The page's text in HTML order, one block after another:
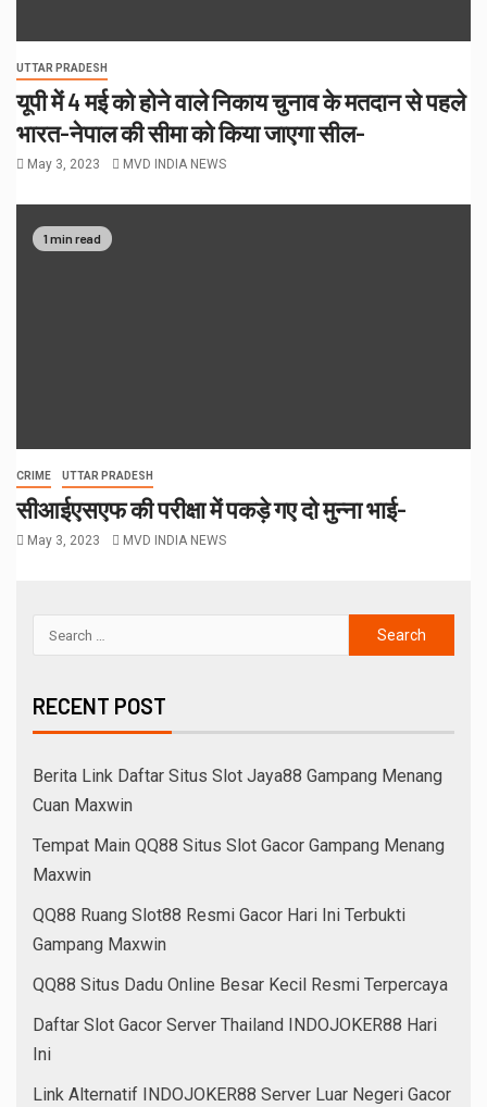
UTTAR PRADESH
यूपी में 4 मई को होने वाले निकाय चुनाव के मतदान से पहले
भारत-नेपाल की सीमा को किया जाएगा सील-
May 3, 2023 MVD INDIA NEWS
1 min read
CRIME UTTAR PRADESH
सीआईएसएफ की परीक्षा में पकड़े गए दो मुन्ना भाई-
May 3, 2023 MVD INDIA NEWS
RECENT POST
Berita Link Daftar Situs Slot Jaya88 Gampang Menang
Cuan Maxwin
Tempat Main QQ88 Situs Slot Gacor Gampang Menang
Maxwin
QQ88 Ruang Slot88 Resmi Gacor Hari Ini Terbukti
Gampang Maxwin
QQ88 Situs Dadu Online Besar Kecil Resmi Terpercaya
Daftar Slot Gacor Server Thailand INDOJOKER88 Hari
Ini
Link Alternatif INDOJOKER88 Server Luar Negeri Gacor